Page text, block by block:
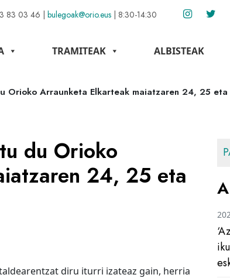
83 03 46 | bulegoak@orio.eus | 8:30-14:30
TRAMITEAK ALBISTEAK
Orioko Arraunketa Elkarteak maiatzaren 24, 25 eta
du Orioko
24, 25 eta
diru iturri izateaz gain, herria